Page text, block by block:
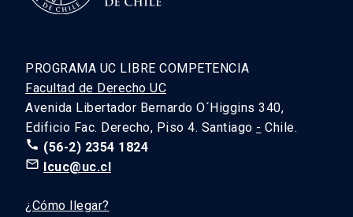
PROGRAMA UC LIBRE COMPETENCIA
Facultad de Derecho UC
Avenida Libertador Bernardo O´Higgins 340,
Edificio Fac. Derecho, Piso 4. Santiago - Chile.
call (56-2) 2354 1824
mail_outline lcuc@uc.cl
¿Cómo llegar?